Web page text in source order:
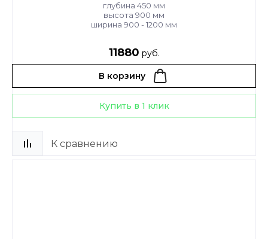
глубина 450 мм
высота 900 мм
ширина 900 - 1200 мм
11880 руб.
В корзину
Купить в 1 клик
К сравнению